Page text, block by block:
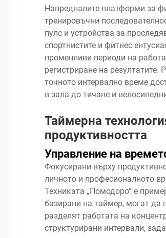
Напредналите платформи за
тренировъчни
пулс и устройства за
спортнистите и фитнес
променливи периоди на
регистриране на
точното интервално време
в зала до тичане и
Таймерна
продуктивността
Управление на
Фокусирани върху
личното и професионалното
Техниката „Помодоро“ е
базирани на таймер, могат да
разделят работата на
структурирани интервали,